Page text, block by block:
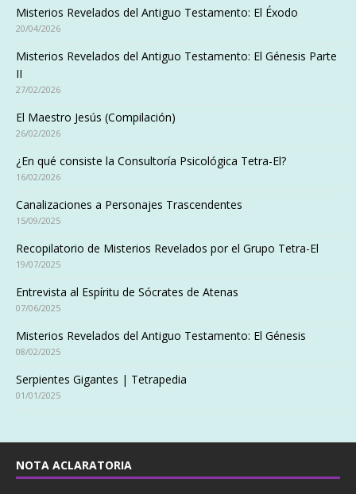
Misterios Revelados del Antiguo Testamento: El Éxodo
20/04/2026
Misterios Revelados del Antiguo Testamento: El Génesis Parte
II
27/02/2026
El Maestro Jesús (Compilación)
26/02/2026
¿En qué consiste la Consultoría Psicológica Tetra-El?
16/02/2026
Canalizaciones a Personajes Trascendentes
15/09/2025
Recopilatorio de Misterios Revelados por el Grupo Tetra-El
19/07/2025
Entrevista al Espíritu de Sócrates de Atenas
07/06/2025
Misterios Revelados del Antiguo Testamento: El Génesis
08/02/2025
Serpientes Gigantes | Tetrapedia
01/01/2025
NOTA ACLARATORIA